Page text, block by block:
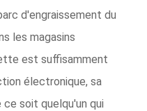
d'engraissement du
les magasins
est suffisamment
électronique, sa
soit quelqu'un qui